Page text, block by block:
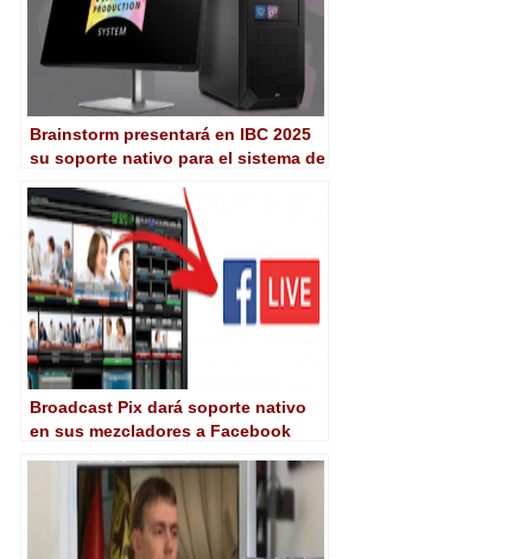
Brainstorm presentará en IBC 2025
su soporte nativo para el sistema de
Broadcast Pix dará soporte nativo
en sus mezcladores a Facebook